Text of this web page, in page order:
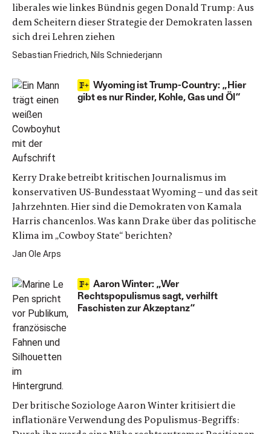
liberales wie linkes Bündnis gegen Donald Trump: Aus
dem Scheitern dieser Strategie der Demokraten lassen
sich drei Lehren ziehen
Sebastian Friedrich, Nils Schniederjann
Wyoming ist Trump-Country: „Hier
gibt es nur Rinder, Kohle, Gas und Öl“
Kerry Drake betreibt kritischen Journalismus im
konservativen US-Bundesstaat Wyoming – und das seit
Jahrzehnten. Hier sind die Demokraten von Kamala
Harris chancenlos. Was kann Drake über das politische
Klima im „Cowboy State“ berichten?
Jan Ole Arps
Aaron Winter: „Wer
Rechtspopulismus sagt, verhilft
Faschisten zur Akzeptanz“
Der britische Soziologe Aaron Winter kritisiert die
inflationäre Verwendung des Populismus-Begriffs: